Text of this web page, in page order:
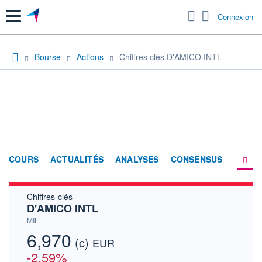
Menu Connexion
Bourse Actions Chiffres clés D'AMICO INTL
COURS ACTUALITÉS ANALYSES CONSENSUS
Chiffres-clés
D'AMICO INTL
MIL
6,970 (c) EUR
-2,59%